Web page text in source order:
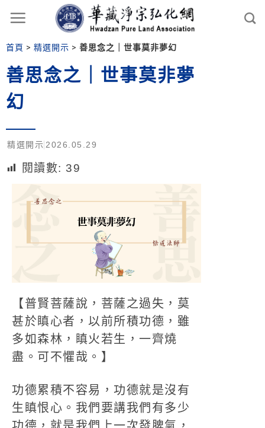
首頁 > 精選開示 > 善思念之｜世事莫非夢幻
善思念之｜世事莫非夢
幻
精選開示 2026.05.29
閱讀數: 39
【普賢菩薩說，菩薩之過失，莫
甚於瞋心者，以前所積功德，雖
多如森林，瞋火若生，一齊燒
盡。可不懼哉。】
功德累積不容易，功德就是沒有
生瞋恨心。我們要講我們有多少